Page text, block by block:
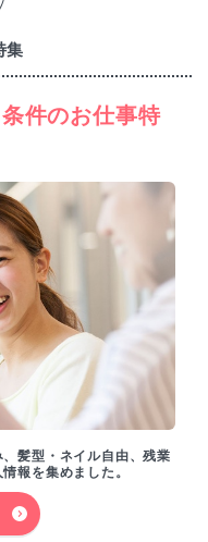
集
件のお仕事特
髪型・ネイル自由、残業
報を集めました。